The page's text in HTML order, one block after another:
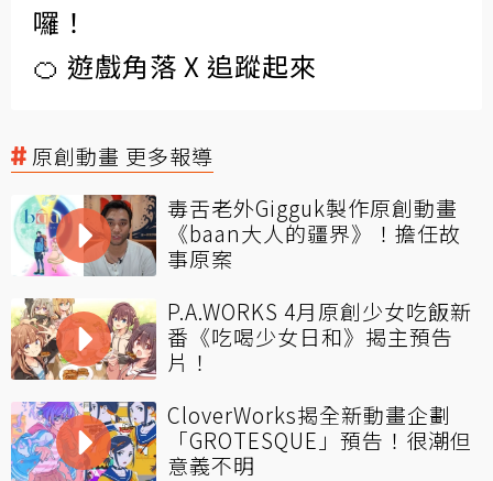
囉！
🍊 遊戲角落 X 追蹤起來
原創動畫 更多報導
毒舌老外Gigguk製作原創動畫
《baan大人的疆界》！擔任故
事原案
P.A.WORKS 4月原創少女吃飯新
番《吃喝少女日和》揭主預告
片！
CloverWorks揭全新動畫企劃
「GROTESQUE」預告！很潮但
意義不明